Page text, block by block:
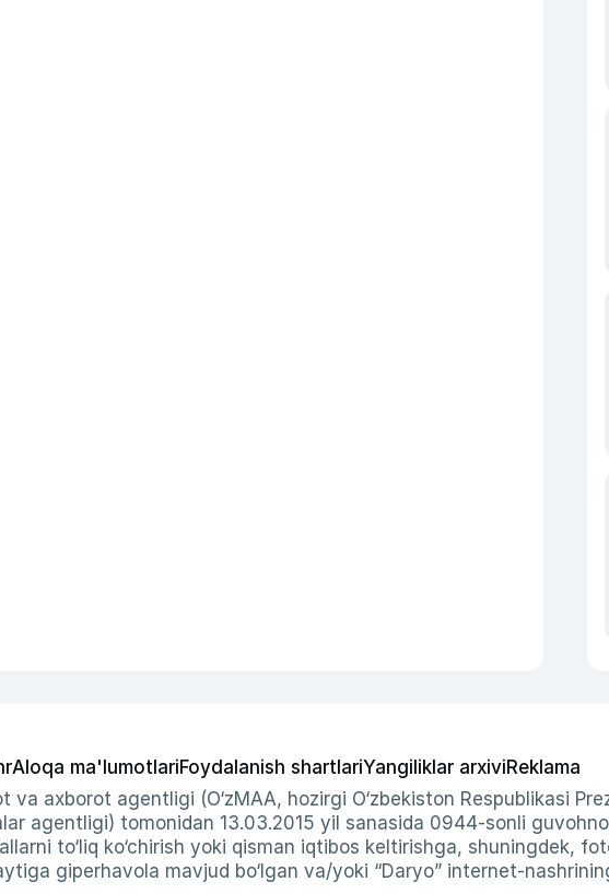
Aloqa ma'lumotlariFoydalanish shartlariYangiliklar arxiviReklama
va axborot agentligi (O‘zMAA, hozirgi O‘zbekiston Respublikasi
agentligi) tomonidan 13.03.2015 yil sanasida 0944-sonli
to‘liq ko‘chirish yoki qisman iqtibos keltirishga, shuningdek,
giperhavola mavjud bo‘lgan va/yoki “Daryo” internet-